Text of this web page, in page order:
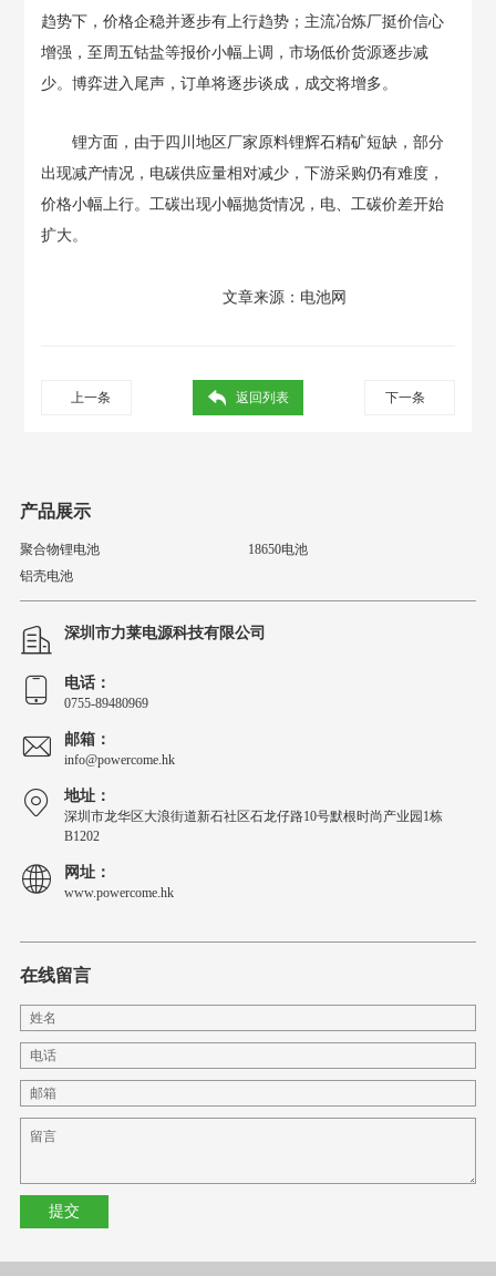
趋势下，价格企稳并逐步有上行趋势；主流冶炼厂挺价信心
增强，至周五钴盐等报价小幅上调，市场低价货源逐步减
少。博弈进入尾声，订单将逐步谈成，成交将增多。
锂方面，由于四川地区厂家原料锂辉石精矿短缺，部分
出现减产情况，电碳供应量相对减少，下游采购仍有难度，
价格小幅上行。工碳出现小幅抛货情况，电、工碳价差开始
扩大。
文章来源： 电池网
上一条 下一条
返回列表
产品展示
聚合物锂电池
18650电池
铝壳电池
深圳市力莱电源科技有限公司
电话：
0755-89480969
邮箱：
info@powercome.hk
地址：
深圳市龙华区大浪街道新石社区石龙仔路10号默根时尚产业园1栋
B1202
网址：
www.powercome.hk
在线留言